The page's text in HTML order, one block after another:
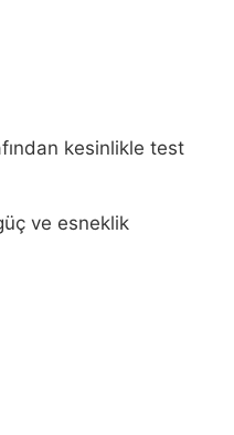
kesinlikle test
ve esneklik